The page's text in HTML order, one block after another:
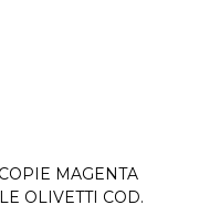
MAGENTA
OLIVETTI COD.